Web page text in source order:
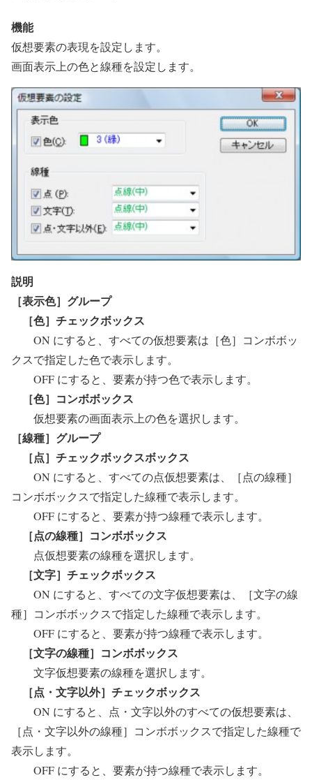
機能
仮想要素の表現を設定します。
画面表示上の色と線種を設定します。
説明
［表示色］グループ
［色］チェックボックス
ON にすると、すべての仮想要素は［色］コンボボッ
クスで指定した色で表示します。
OFF にすると、要素が持つ色で表示します。
［色］コンボボックス
仮想要素の画面表示上の色を選択します。
［線種］グループ
［点］チェックボックスボックス
ON にすると、すべての点仮想要素は、［点の線種］
コンボボックスで指定した線種で表示します。
OFF にすると、要素が持つ線種で表示します。
［点の線種］コンボボックス
点仮想要素の線種を選択します。
［文字］チェックボックス
ON にすると、すべての文字仮想要素は、［文字の線
種］コンボボックスで指定した線種で表示します。
OFF にすると、要素が持つ線種で表示します。
［文字の線種］コンボボックス
文字仮想要素の線種を選択します。
［点・文字以外］チェックボックス
ON にすると、点・文字以外のすべての仮想要素は、
［点・文字以外の線種］コンボボックスで指定した線種で
表示します。
OFF にすると、要素が持つ線種で表示します。